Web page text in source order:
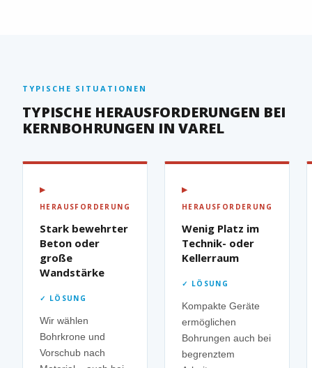
TYPISCHE SITUATIONEN
TYPISCHE HERAUSFORDERUNGEN BEI
KERNBOHRUNGEN IN VAREL
▶
HERAUSFORDERUNG
Stark bewehrter
Beton oder
große
Wandstärke
✓ LÖSUNG
Wir wählen
Bohrkrone und
Vorschub nach
▶
HERAUSFORDERUNG
Wenig Platz im
Technik- oder
Kellerraum
✓ LÖSUNG
Kompakte Geräte
ermöglichen
Bohrungen auch bei
begrenztem